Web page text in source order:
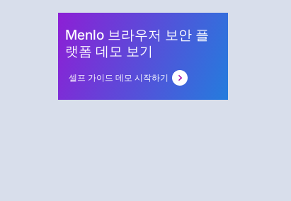
Menlo 브라우저 보안 플
랫폼 데모 보기
셀프 가이드 데모 시작하기